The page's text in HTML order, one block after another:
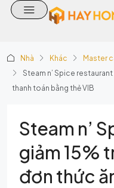
Nhà Khác
Master
Steam n’ Spice
thanh toán bằng thẻ VIB
Steam n’
giảm 15%
đơn thức